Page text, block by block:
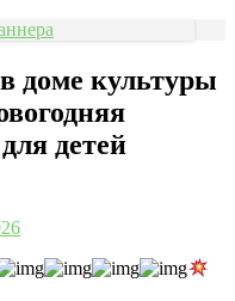
доме культуры
детей